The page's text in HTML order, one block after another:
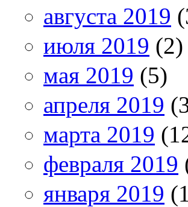
августа 2019
июля 2019 (2)
мая 2019 (5)
апреля 2019
марта 2019
февраля 2019
января 2019